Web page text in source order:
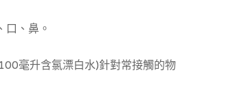
口、鼻。
毫升含氯漂白水)針對常接觸的物